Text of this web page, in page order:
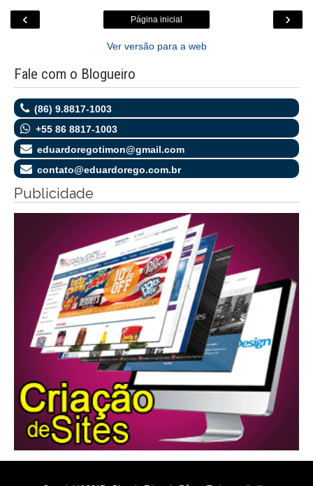
‹ ›
Página inicial
Ver versão para a web
Fale com o Blogueiro
(86) 9.8817-1003
+55 86 8817-1003
eduardoregotimon@gmail.com
contato@eduardorego.com.br
Publicidade